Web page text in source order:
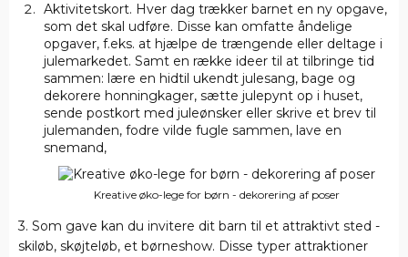
Aktivitetskort. Hver dag trækker barnet en ny opgave,
som det skal udføre. Disse kan omfatte åndelige
opgaver, f.eks. at hjælpe de trængende eller deltage i
julemarkedet. Samt en række ideer til at tilbringe tid
sammen: lære en hidtil ukendt julesang, bage og
dekorere honningkager, sætte julepynt op i huset,
sende postkort med juleønsker eller skrive et brev til
julemanden, fodre vilde fugle sammen, lave en
snemand,
Kreative øko-lege for børn - dekorering af poser
3. Som gave kan du invitere dit barn til et attraktivt sted -
skiløb, skøjteløb, et børneshow. Disse typer attraktioner